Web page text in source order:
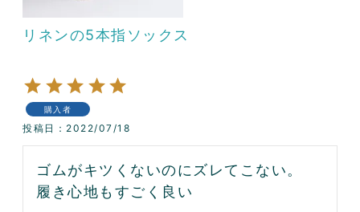
リネンの5本指ソックス
購入者
投稿日 2022/07/18
ゴムがキツくないのにズレてこない。
履き心地もすごく良い